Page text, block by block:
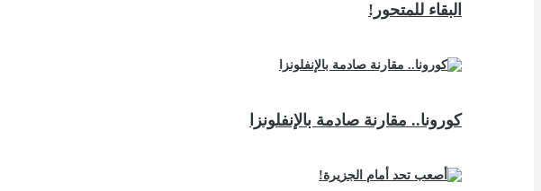
البقاء للمتحور!
كورونا.. مقارنة صادمة بالإنفلونزا